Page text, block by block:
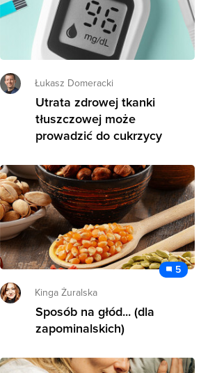
Łukasz Domeracki
Utrata zdrowej tkanki
tłuszczowej może
prowadzić do cukrzycy
5
Kinga Żuralska
Sposób na głód... (dla
zapominalskich)